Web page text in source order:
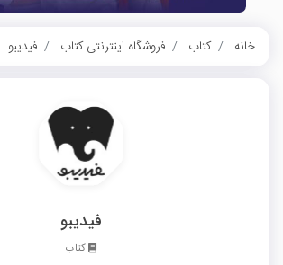
خانه کتاب فروشگاه اینترنتی کتاب فیدیبو
فیدیبو
کتاب